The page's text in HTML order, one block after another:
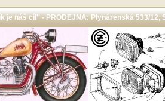
je náš cíl'' - PRODEJNA: Plynárenská 533/12,